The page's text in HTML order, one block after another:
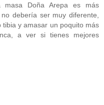
Doña Arepa es más
debería ser muy diferente,
y amasar un poquito más
a ver si tienes mejores